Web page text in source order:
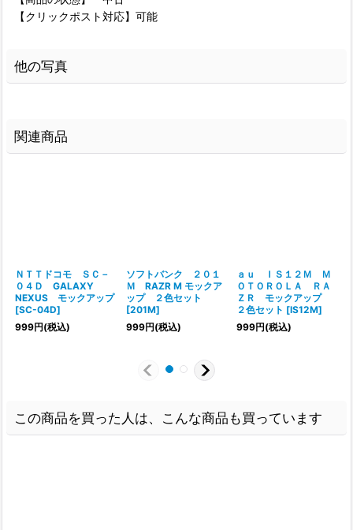
【クリックポスト対応】可能
他の写真
関連商品
ＮＴＴドコモ ＳＣ－
０４Ｄ GALAXY
NEXUS モックアップ
[SC-04D]
999円(税込)
ソフトバンク ２０１
Ｍ RAZR M モックア
ップ ２色セット
[201M]
999円(税込)
ａｕ ＩＳ１２Ｍ Ｍ
ＯＴＯＲＯＬＡ ＲＡ
ＺＲ モックアップ
２色セット [IS12M]
999円(税込)
この商品を買った人は、こんな商品も買っています